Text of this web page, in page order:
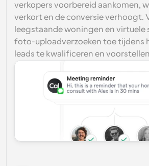
verkopers voorbereid aankomen,
verkort en de conversie verhoogt.
leegstaande woningen en virtuele
foto-uploadverzoeken toe tijdens
leads te kwalificeren en